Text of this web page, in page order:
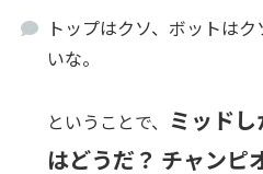
トップはクソ、ボットは
いな。
ということで、
ミッド
はどうだ？ チャンピ